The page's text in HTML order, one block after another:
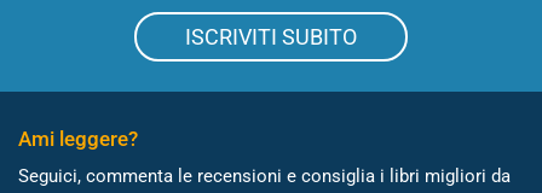
ISCRIVITI SUBITO
Ami leggere?
Seguici, commenta le recensioni e consiglia i libri migliori da